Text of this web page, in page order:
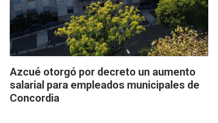
Azcué otorgó por decreto un aumento
salarial para empleados municipales de
Concordia